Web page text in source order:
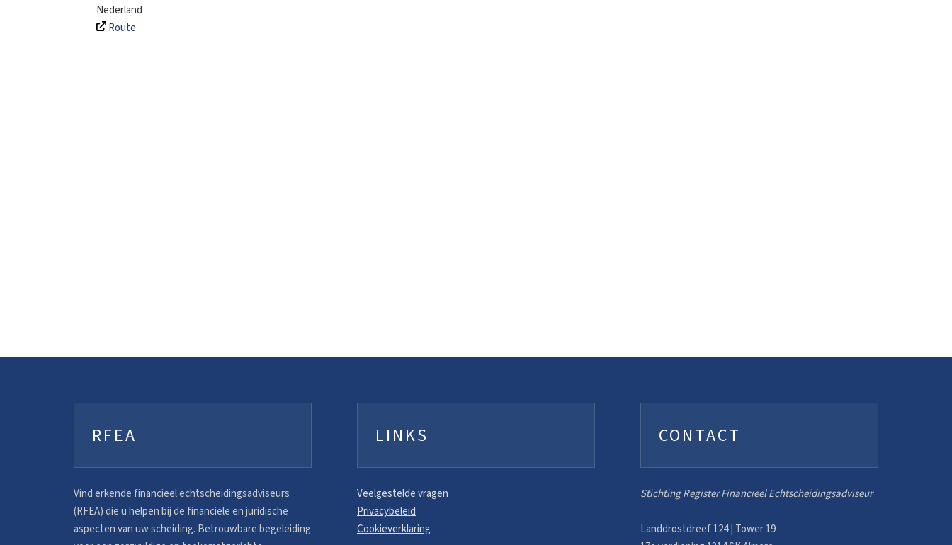
Nederland
Route
RFEA
Vind erkende financieel echtscheidingsadviseurs
(RFEA) die u helpen bij de financiële en juridische
aspecten van uw scheiding. Betrouwbare begeleiding
LINKS
Veelgestelde vragen
Privacybeleid
Cookieverklaring
CONTACT
Stichting Register Financieel Echtscheidingsadviseur
Landdrostdreef 124 | Tower 19